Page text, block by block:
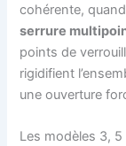
cohérente,
serrure
points de
rigidifient
une ouverture
Les modèles 3,